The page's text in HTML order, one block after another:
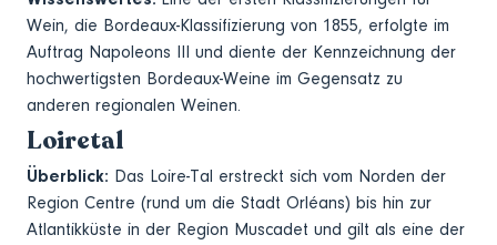
Wein, die Bordeaux-Klassifizierung von 1855, erfolgte im
Auftrag Napoleons III und diente der Kennzeichnung der
hochwertigsten Bordeaux-Weine im Gegensatz zu
anderen regionalen Weinen.
Loiretal
Überblick: Das Loire-Tal erstreckt sich vom Norden der
Region Centre (rund um die Stadt Orléans) bis hin zur
Atlantikküste in der Region Muscadet und gilt als eine der